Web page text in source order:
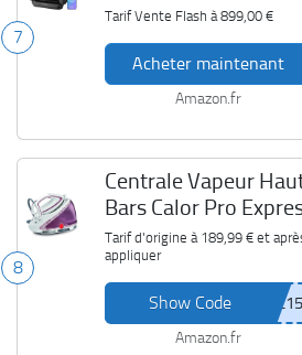
7
Tarif Vente Flash à 899,00 €
Acheter maintenant
Amazon.fr
8
Centrale Vapeur
Bars Calor Pro
GV9560C0
Tarif d'origine à 189,99 €et
appliquer
Show Code
Amazon.fr